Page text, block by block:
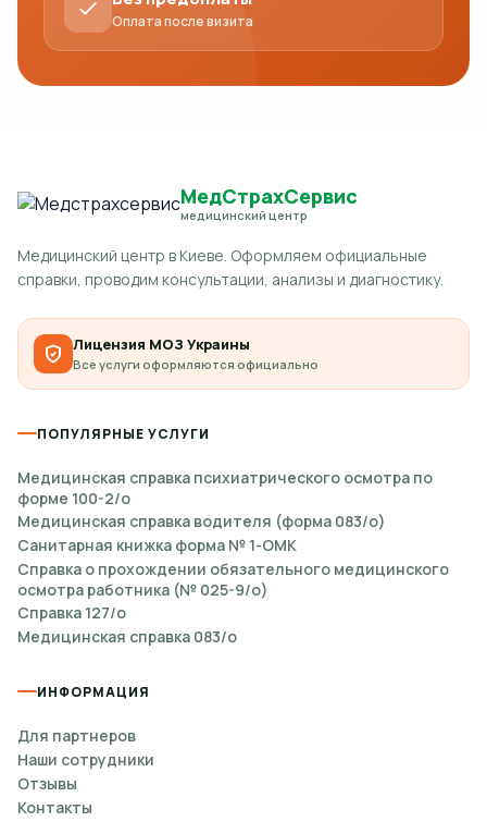
Оплата после визита
МедСтрахСервис
медицинский центр
Медицинский центр в Киеве. Оформляем официальные
справки, проводим консультации, анализы и диагностику.
Лицензия МОЗ Украины
Все услуги оформляются официально
ПОПУЛЯРНЫЕ УСЛУГИ
Медицинская справка психиатрического осмотра по
форме 100-2/о
Медицинская справка водителя (форма 083/о)
Санитарная книжка форма № 1-ОМК
Справка о прохождении обязательного медицинского
осмотра работника (№ 025-9/о)
Справка 127/о
Медицинская справка 083/о
ИНФОРМАЦИЯ
Для партнеров
Наши сотрудники
Отзывы
Контакты